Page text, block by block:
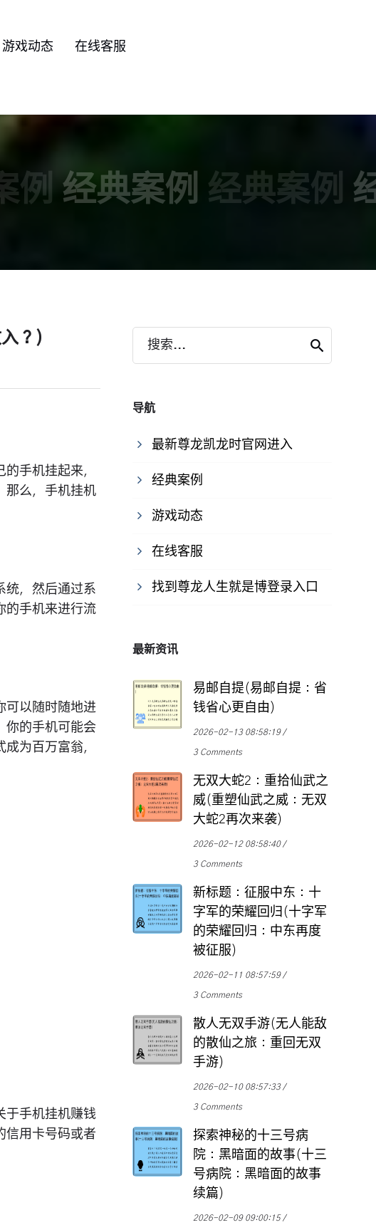
游戏动态 在线客服
例 经典案例 经典案例
？)
手机挂起来，
那么，手机挂机
统，然后通过系
的手机来进行流
可以随时随地进
你的手机可能会
为百万富翁，
于手机挂机赚钱
信用卡号码或者
搜索...
导航
最新尊龙凯龙时官网进入
经典案例
游戏动态
在线客服
找到尊龙人生就是博登录入口
最新资讯
易邮自提(易邮自提：省
钱省心更自由)
2026-02-13 08:58:19
3 Comments
无双大蛇2：重拾仙武之
威(重塑仙武之威：无双
大蛇2再次来袭)
2026-02-12 08:58:40
3 Comments
新标题：征服中东：十
字军的荣耀回归(十字军
的荣耀回归：中东再度
被征服)
2026-02-11 08:57:59
3 Comments
散人无双手游(无人能敌
的散仙之旅：重回无双
手游)
2026-02-10 08:57:33
3 Comments
探索神秘的十三号病
院：黑暗面的故事(十三
号病院：黑暗面的故事
续篇)
2026-02-09 09:00:15